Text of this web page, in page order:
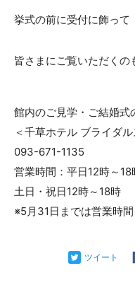
»プ
挙式の前に受付に飾って
皆さまにご覧いただくの
館内のご見学・ご結婚式
＜千草ホテル ブライダ
093-671-1135
営業時間：平日12時～18
土日・祝日12時～18時
※5月31日までは営業時
ツイート